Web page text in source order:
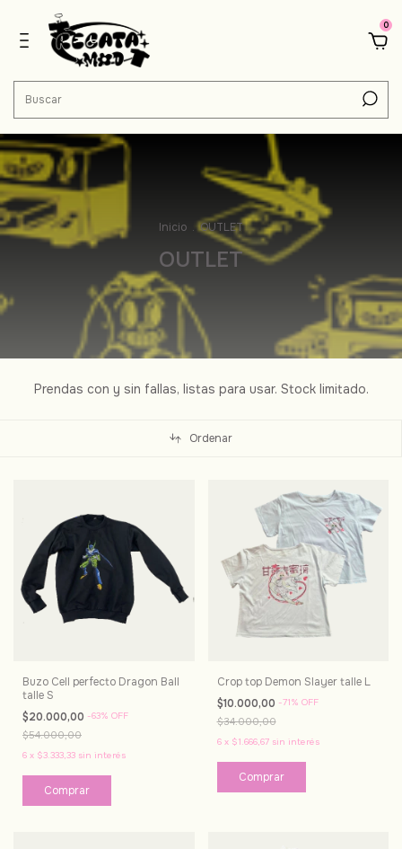
0
Inicio . OUTLET
OUTLET
Prendas con y sin fallas, listas para usar. Stock limitado.
Ordenar
Buzo Cell perfecto Dragon Ball
talle S
$20.000,00 -63% OFF
$54.000,00
6 x $3.333,33 sin interés
Crop top Demon Slayer talle L
$10.000,00 -71% OFF
$34.000,00
6 x $1.666,67 sin interés